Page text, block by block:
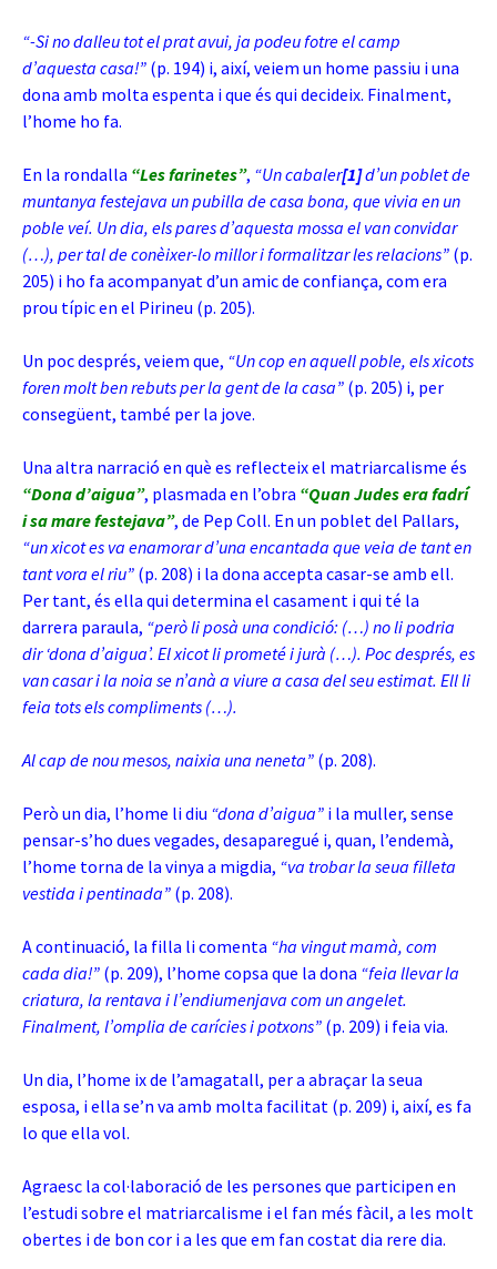
“-Si no dalleu tot el prat avui, ja podeu fotre el camp
d’aquesta casa!” (p. 194) i, així, veiem un home passiu i una
dona amb molta espenta i que és qui decideix. Finalment,
l’home ho fa.
En la rondalla “Les farinetes”, “Un cabaler[1]d’un poblet de
muntanya festejava un pubilla de casa bona, que vivia en un
poble veí. Un dia, els pares d’aquesta mossa el van convidar
(…), per tal de conèixer-lo millor i formalitzar les relacions” (p.
205) i ho fa acompanyat d’un amic de confiança, com era
prou típic en el Pirineu (p. 205).
Un poc després, veiem que, “Un cop en aquell poble, els xicots
foren molt ben rebuts per la gent de la casa” (p. 205) i, per
consegüent, també per la jove.
Una altra narració en què es reflecteix el matriarcalisme és
“Dona d’aigua”, plasmada en l’obra “Quan Judes era fadrí
i sa mare festejava”, de Pep Coll. En un poblet del Pallars,
“un xicot es va enamorar d’una encantada que veia de tant en
tant vora el riu” (p. 208) i la dona accepta casar-se amb ell.
Per tant, és ella qui determina el casament i qui té la
darrera paraula, “però li posà una condició: (…) no li podria
dir ‘dona d’aigua’. El xicot li prometé i jurà (…). Poc després, es
van casar i la noia se n’anà a viure a casa del seu estimat. Ell li
feia tots els compliments (…).
Al cap de nou mesos, naixia una neneta” (p. 208).
Però un dia, l’home li diu “dona d’aigua” i la muller, sense
pensar-s’ho dues vegades, desaparegué i, quan, l’endemà,
l’home torna de la vinya a migdia, “va trobar la seua filleta
vestida i pentinada” (p. 208).
A continuació, la filla li comenta “ha vingut mamà, com
cada dia!” (p. 209), l’home copsa que la dona “feia llevar la
criatura, la rentava i l’endiumenjava com un angelet.
Finalment, l’omplia de carícies i potxons” (p. 209) i feia via.
Un dia, l’home ix de l’amagatall, per a abraçar la seua
esposa, i ella se’n va amb molta facilitat (p. 209) i, així, es fa
lo que ella vol.
Agraesc la col·laboració de les persones que participen en
l’estudi sobre el matriarcalisme i el fan més fàcil, a les molt
obertes i de bon cor i a les que em fan costat dia rere dia.